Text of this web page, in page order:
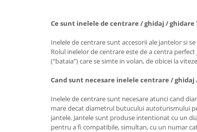
Ce sunt inelele de centrare / ghidaj / ghidare
Inelele de centrare sunt accesorii ale jantelor si
Rolul inelelor de centrare este de a centra
(“bataia”) care se simte in volan, de obicei la
Cand sunt necesare inelele centrare / ghidaj
Inelele de centrare sunt necesare atunci cand
mare decat diametrul butucului autoturismului
jantele. Jantele sunt produse intentionat cu un
pentru a fi compatibile, simultan, cu un numar